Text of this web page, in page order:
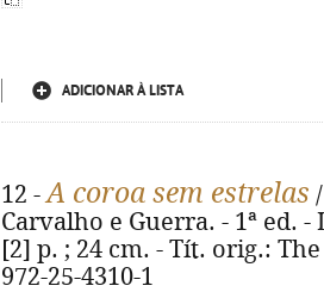
ADICIONAR À LISTA
12 -A coroa sem estrelas
Carvalho e Guerra. - 1ª ed.
[2] p. ; 24 cm. - Tít. orig.:
972-25-4310-1